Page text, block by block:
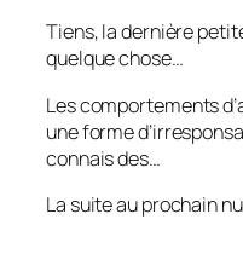
Tiens, la dernière
quelque chose…
Les comportements
une forme
connais des…
La suite au prochain